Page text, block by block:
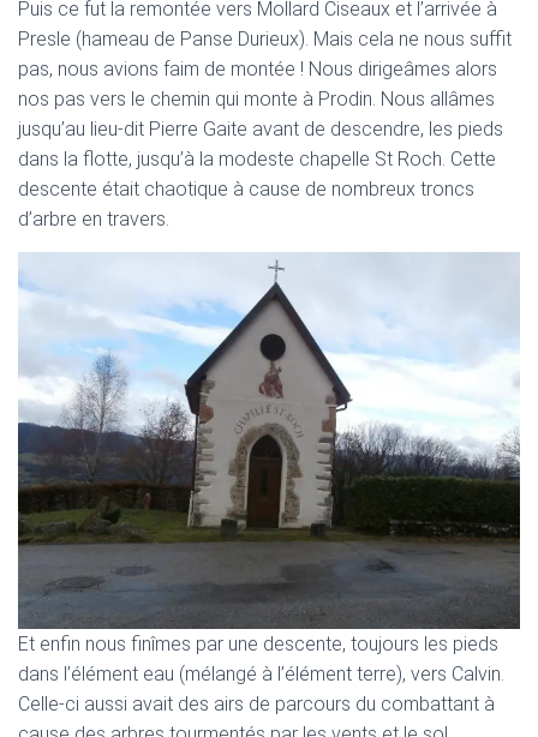
Puis ce fut la remontée vers Mollard Ciseaux et l’arrivée à
Presle (hameau de Panse Durieux). Mais cela ne nous suffit
pas, nous avions faim de montée ! Nous dirigeâmes alors
nos pas vers le chemin qui monte à Prodin. Nous allâmes
jusqu’au lieu-dit Pierre Gaite avant de descendre, les pieds
dans la flotte, jusqu’à la modeste chapelle St Roch. Cette
descente était chaotique à cause de nombreux troncs
d’arbre en travers.
Et enfin nous finîmes par une descente, toujours les pieds
dans l’élément eau (mélangé à l’élément terre), vers Calvin.
Celle-ci aussi avait des airs de parcours du combattant à